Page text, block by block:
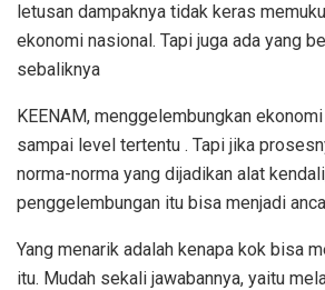
letusan dampaknya tidak keras
ekonomi nasional. Tapi juga ada yang
sebaliknya
KEENAM, menggelembungkan
sampai level tertentu . Tapi jika
norma-norma yang dijadikan alat
penggelembungan itu bisa menjadi
Yang menarik adalah kenapa kok bisa
itu. Mudah sekali jawabannya, yaitu